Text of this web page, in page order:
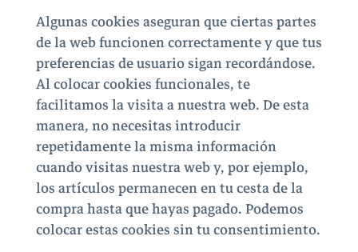
Algunas cookies aseguran que ciertas partes
de la web funcionen correctamente y que tus
preferencias de usuario sigan recordándose.
Al colocar cookies funcionales, te
facilitamos la visita a nuestra web. De esta
manera, no necesitas introducir
repetidamente la misma información
cuando visitas nuestra web y, por ejemplo,
los artículos permanecen en tu cesta de la
compra hasta que hayas pagado. Podemos
colocar estas cookies sin tu consentimiento.